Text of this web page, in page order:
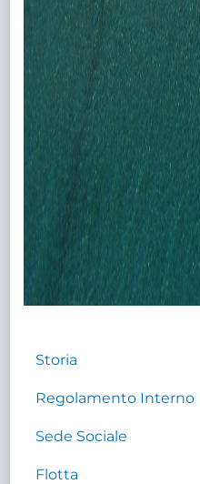
Storia
Regolamento Interno
Sede Sociale
Flotta